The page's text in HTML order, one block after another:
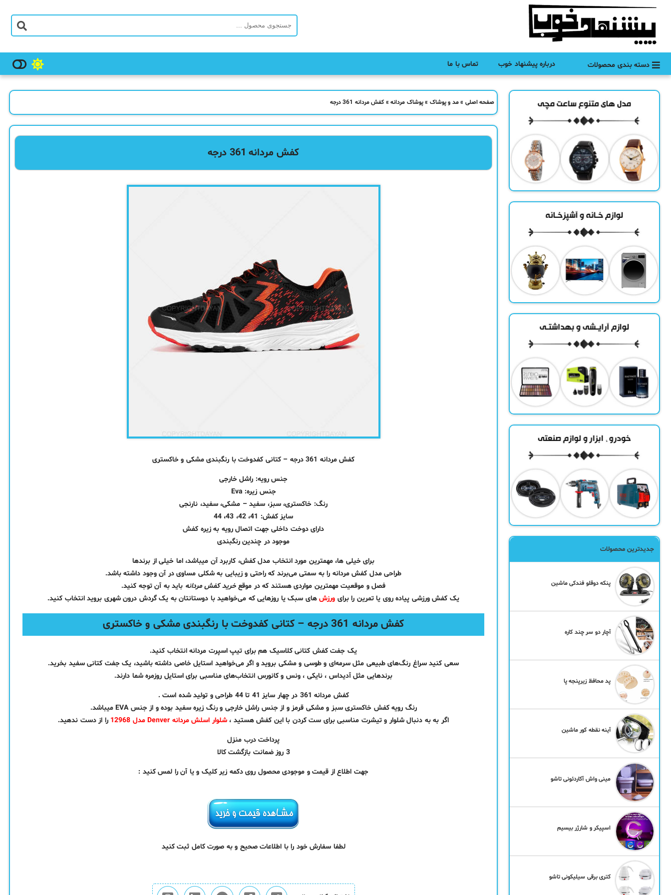
دسته بندی محصولات درباره پیشنهاد خوب تماس با ما
صفحه اصلی »مد و پوشاک »پوشاک مردانه » کفش مردانه 361 درجه
کفش مردانه 361 درجه
کفش مردانه 361 درجه – کتانی کفدوخت با رنگبندی مشکی و خاکستری
جنس رویه: راشل خارجی
جنس زیره: Eva
رنگ: خاکستری، سبز، سفید – مشکی، سفید، نارنجی
سایز کفش: 41، 42، 43، 44
دارای دوخت داخلی جهت اتصال رویه به زیره کفش
موجود در چندین رنگبندی
برای خیلی ها، مهمترین مورد انتخاب مدل کفش، کاربرد آن میباشد، اما خیلی از برندها
طراحی مدل کفش مردانه را به سمتی می‌برند که راحتی و زیبایی به شکلی مساوی در آن وجود داشته باشد.
فصل و موقعیت مهمترین مواردی هستند که در موقعخرید کفش مردانه باید به آن توجه کنید.
یک کفش ورزشی پیاده‌ روی یا تمرین را برای ورزش‌های سبک یا روزهایی که می‌خواهید با دوستانتان به یک گردش درون شهری بروید انتخاب کنید.
کفش مردانه 361 درجه – کتانی کفدوخت با رنگبندی مشکی و خاکستری
یک جفت کفش کتانیکلاسیک هم برای تیپ اسپرت مردانه انتخاب کنید.
سعی کنید سراغ رنگ‌های طبیعی مثل سرمه‌ای و طوسی و مشکی بروید و اگر می‌خواهید استایل خاصی داشته باشید، یک جفت کتانی سفید بخرید.
برندهایی مثل آدیداس ، نایکی ، ونس و کانورس انتخاب‌های مناسبی برای استایل روزمره شما دارند.
کفش مردانه 361 در چهار سایز 41 تا 44 طراحی و تولید شده است .
رنگ رویه کفش خاکستری سبز و مشکی قرمز و از جنس راشل خارجی و رنگ زیره سفید بوده و از جنس EVA میباشد.
اگر به به دنبال شلوار و تیشرت مناسبی برای ست کردن با این کفش هستید ، شلوار اسلش مردانه Denver مدل 12968 را از دست ندهید.
پرداخت درب منزل
3 روز ضمانت بازگشت کالا
جهت اطلاع از قیمت و موجودی محصول روی دکمه زیر کلیک و یا آن را لمس کنید :
لطفا سفارش خود را با اطلاعات صحیح و به صورت کامل ثبت کنید
جدیدترین محصولات
پنکه دوقلو فندکی ماشین
آچار دو سر چند کاره
پد محافظ زیرپنجه پا
آینه نقطه کور ماشین
مینی واش آکاردئونی تاشو
اسپیکر و شارژر بیسیم
کتری برقی سیلیکونی تاشو